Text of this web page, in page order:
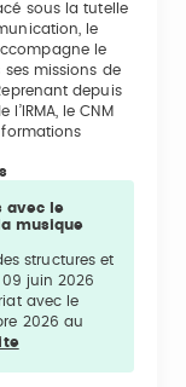
sous la tutelle
le
le
missions de
depuis
le CNM
avec le
musique
structures et
juin 2026
avec le
2026 au